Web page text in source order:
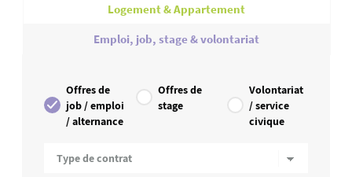
Emploi, job, stage & volontariat
Logement & Appartement
Offres de
job / emploi
/ alternance
Offres de
stage
Volontariat
/ service
civique